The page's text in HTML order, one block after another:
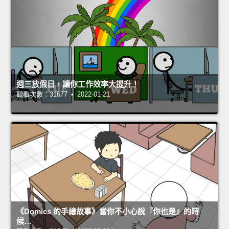
週三放假日，讓你工作效率大提升！
觀看次數：31677 • 2022-01-21
《Domics 的手繪故事》當你不小心說『你也是』的時
候…